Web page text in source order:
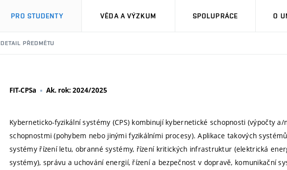
PRO STUDENTY VĚDA A VÝZKUM SPOLUPRÁCE O
DETAIL PŘEDMĚTU
FIT-CPSa Ak. rok: 2024/2025
Kyberneticko-fyzikální systémy (CPS) kombinují kybernetické schopnosti (výpočty
schopnostmi (pohybem nebo jinými fyzikálními procesy). Aplikace takových
systémy řízení letu, obranné systémy, řízení kritických infrastruktur (elektrická
systémy), správu a uchování energií, řízení a bezpečnost v dopravě, komunikační